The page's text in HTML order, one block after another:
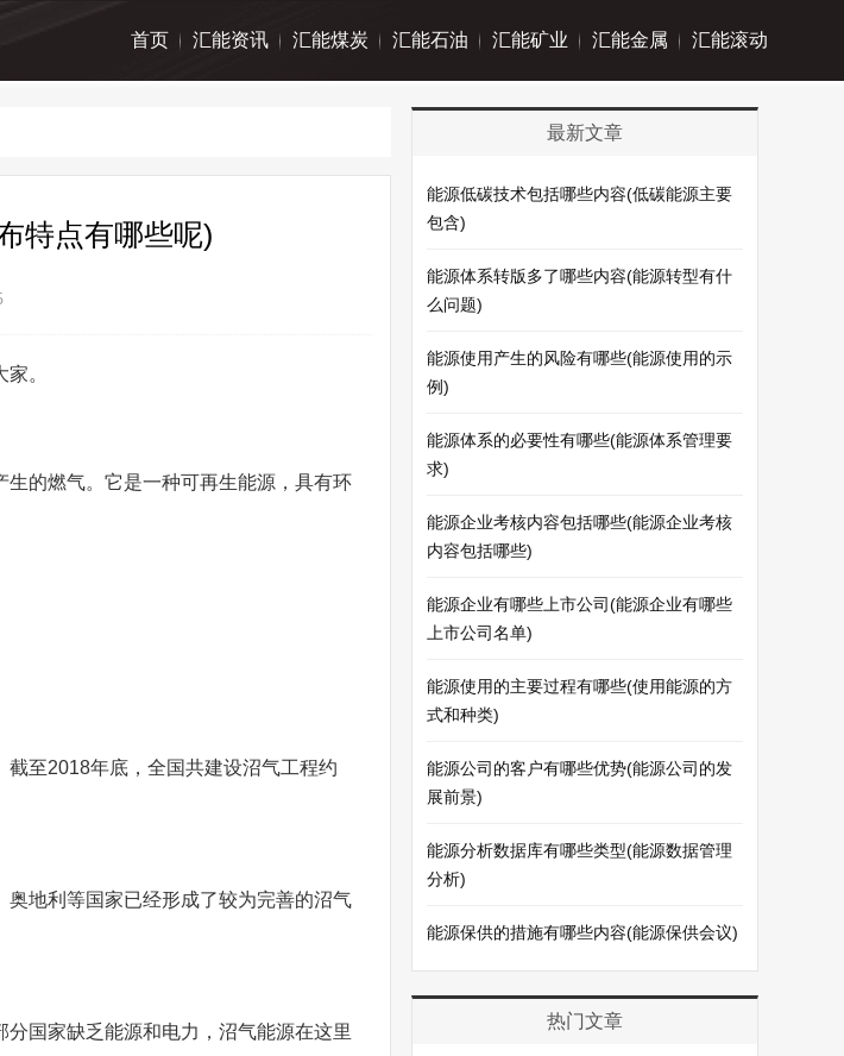
首页 汇能资讯 汇能煤炭 汇能石油 汇能矿业 汇能金属 汇能滚动
特点有哪些呢)
。
的燃气。它是一种可再生能源，具有环
至2018年底，全国共建设沼气工程约
地利等国家已经形成了较为完善的沼气
国家缺乏能源和电力，沼气能源在这里
最新文章
能源低碳技术包括哪些内容(低碳能源主要
包含)
能源体系转版多了哪些内容(能源转型有什
么问题)
能源使用产生的风险有哪些(能源使用的示
例)
能源体系的必要性有哪些(能源体系管理要
求)
能源企业考核内容包括哪些(能源企业考核
内容包括哪些)
能源企业有哪些上市公司(能源企业有哪些
上市公司名单)
能源使用的主要过程有哪些(使用能源的方
式和种类)
能源公司的客户有哪些优势(能源公司的发
展前景)
能源分析数据库有哪些类型(能源数据管理
分析)
能源保供的措施有哪些内容(能源保供会议)
热门文章